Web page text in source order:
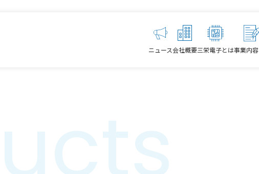
ニュース会社概要三栄電子とは事業内容